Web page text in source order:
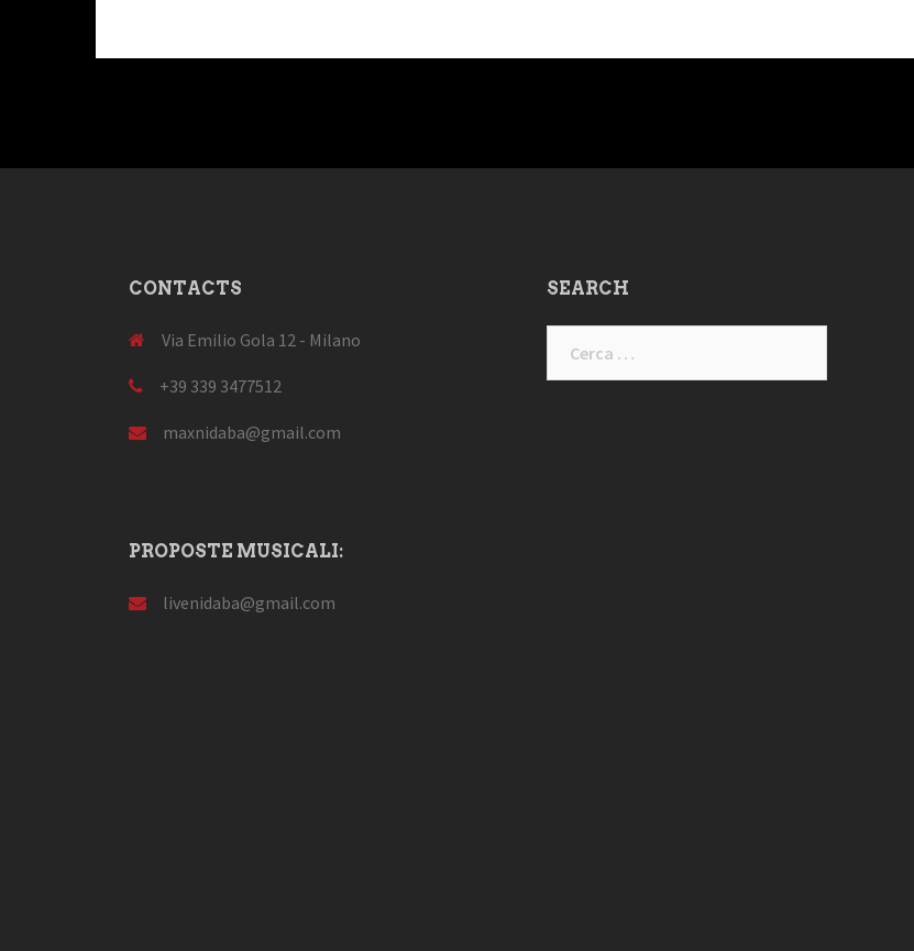
CONTACTS
Via Emilio Gola 12 - Milano
+39 339 3477512
maxnidaba@gmail.com
PROPOSTE MUSICALI:
livenidaba@gmail.com
SEARCH